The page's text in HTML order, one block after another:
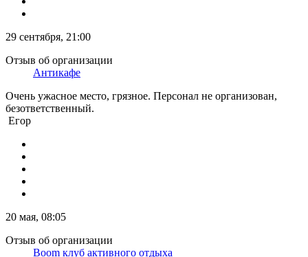
29 сентября, 21:00
Отзыв об организации
Антикафе
Очень ужасное место, грязное. Персонал не организован,
безответственный.
Егор
20 мая, 08:05
Отзыв об организации
Boom клуб активного отдыха